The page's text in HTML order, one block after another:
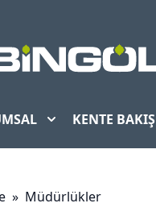
KENTE BAKIŞ
» Müdürlükler